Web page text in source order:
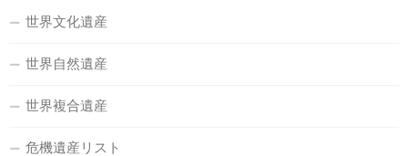
世界文化遺産
世界自然遺産
世界複合遺産
危機遺産リスト